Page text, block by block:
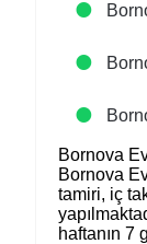
Bornova
Bornova
tamiri, iç
haftanın 7